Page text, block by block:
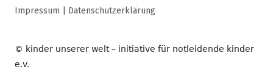
Impressum Datenschutzerklärung
© kinder unserer welt – initiative für notleidende kinder
e.v.